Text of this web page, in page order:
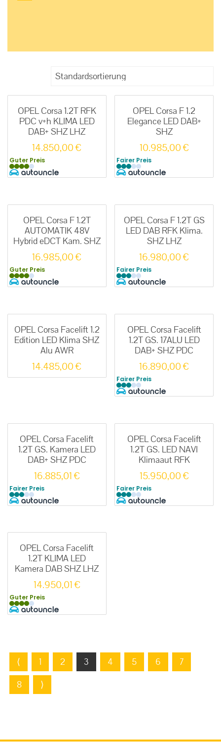
OPEL Corsa 1.2T RFK
PDC v+h KLIMA LED
DAB+ SHZ LHZ
14.850,00€
Guter Preis
OPEL Corsa F 1.2
Elegance LED DAB+
SHZ
10.985,00€
Fairer Preis
OPEL Corsa F 1.2T
AUTOMATIK 48V
Hybrid eDCT Kam. SHZ
16.985,00€
Guter Preis
OPEL Corsa F 1.2T GS
LED DAB RFK Klima.
SHZ LHZ
16.980,00€
Fairer Preis
OPEL Corsa Facelift 1.2
Edition LED Klima SHZ
Alu AWR
14.485,00€
OPEL Corsa Facelift
1.2T GS. 17ALU LED
DAB+ SHZ PDC
16.890,00€
Fairer Preis
OPEL Corsa Facelift
1.2T GS. Kamera LED
DAB+ SHZ PDC
16.885,01€
Fairer Preis
OPEL Corsa Facelift
1.2T GS. LED NAVI
Klimaaut RFK
15.950,00€
Fairer Preis
OPEL Corsa Facelift
1.2T KLIMA LED
Kamera DAB SHZ LHZ
14.950,01€
Guter Preis
⟨ 1 2 3 4 5 6
7
8
⟩